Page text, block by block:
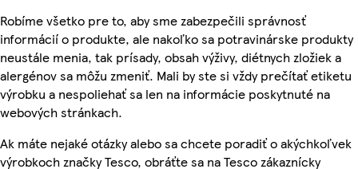
Robíme všetko pre to, aby sme zabezpečili správnosť
informácií o produkte, ale nakoľko sa potravinárske produkty
neustále menia, tak prísady, obsah výživy, diétnych zložiek a
alergénov sa môžu zmeniť. Mali by ste si vždy prečítať etiketu
výrobku a nespoliehať sa len na informácie poskytnuté na
webových stránkach.
Ak máte nejaké otázky alebo sa chcete poradiť o akýchkoľvek
výrobkoch značky Tesco, obráťte sa na Tesco zákaznícky